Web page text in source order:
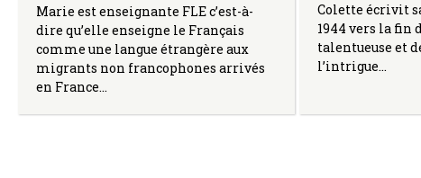
Marie est enseignante FLE c’est-à-
dire qu’elle enseigne le Français
comme une langue étrangère aux
migrants non francophones arrivés
en France…
Colette écrivit
1944 vers la fin
talentueuse et
l’intrigue…